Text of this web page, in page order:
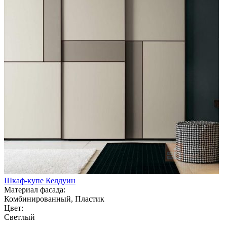
Шкаф-купе Келдуин
Материал фасада:
Комбинированный, Пластик
Цвет:
Светлый